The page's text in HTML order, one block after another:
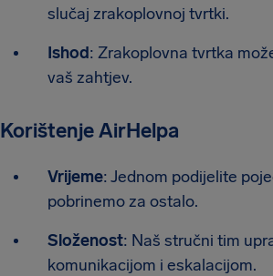
slučaj zrakoplovnoj tvrtki.
Ishod: Zrakoplovna tvrtka
vaš zahtjev.
Korištenje AirHelpa
Vrijeme: Jednom podijelite
pobrinemo za ostalo.
Složenost: Naš stručni tim
komunikacijom i eskalacijom.